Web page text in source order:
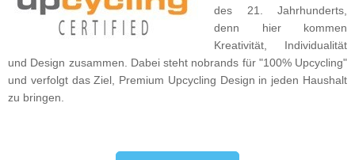
des 21. Jahrhunderts,
denn hier kommen
Kreativität, Individualität
und Design zusammen. Dabei steht nobrands für "100% Upcycling"
und verfolgt das Ziel, Premium Upcycling Design in jeden Haushalt
zu bringen.